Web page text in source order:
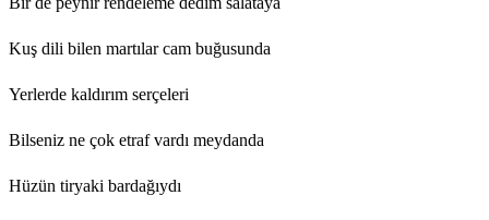
Kuş dili bilen martılar cam buğusunda
Yerlerde kaldırım serçeleri
Bilseniz ne çok etraf vardı meydanda
Hüzün tiryaki bardağıydı